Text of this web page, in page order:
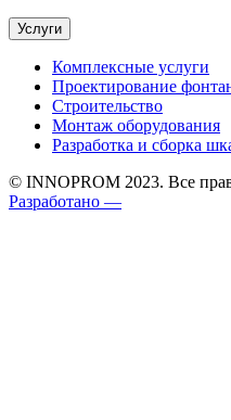
Услуги
Комплексные услуги
Проектирование
Строительство
Монтаж оборудования
Разработка и сборка
© INNOPROM 2023. Все
Разработано —